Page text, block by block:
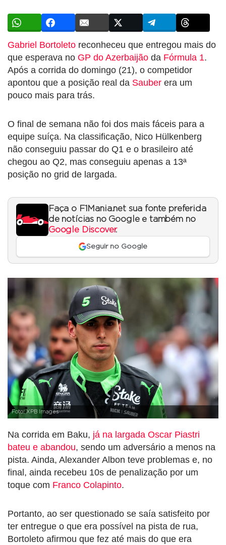
Gabriel Bortoleto reconheceu que entregou mais do
que esperava no GP do Azerbaijão da Fórmula 1.
Após a corrida do domingo (21), o competidor
apontou que a posição real da Sauber era um
pouco mais para trás.
O final de semana não foi dos mais fáceis para a
equipe suíça. Na classificação, Nico Hülkenberg
não conseguiu passar do Q1 e o brasileiro até
chegou ao Q2, mas conseguiu apenas a 13ª
posição no grid de largada.
Faça o F1Mania.net sua fonte preferida
de notícias no Google e também no
Google Discover.
Seguir no Google
Foto: XPB Images
Na corrida em Baku, já na largada Oscar Piastri
bateu e abandou, sendo um adversário a menos na
pista. Ainda, Alexander Albon teve problemas e, no
final, ainda recebeu 10s de penalização por um
toque com Franco Colapinto.
Portanto, ao ser questionado se saía satisfeito por
ter entregue o que era possível na pista de rua,
Bortoleto afirmou que fez até mais do que era